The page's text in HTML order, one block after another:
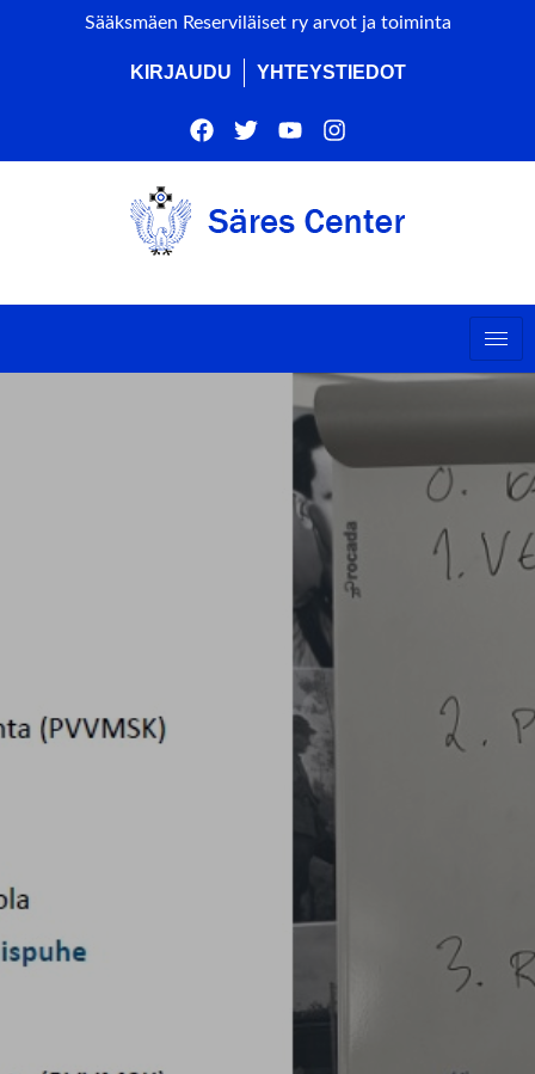
Sääksmäen Reserviläiset ry arvot ja toiminta
KIRJAUDU YHTEYSTIEDOT